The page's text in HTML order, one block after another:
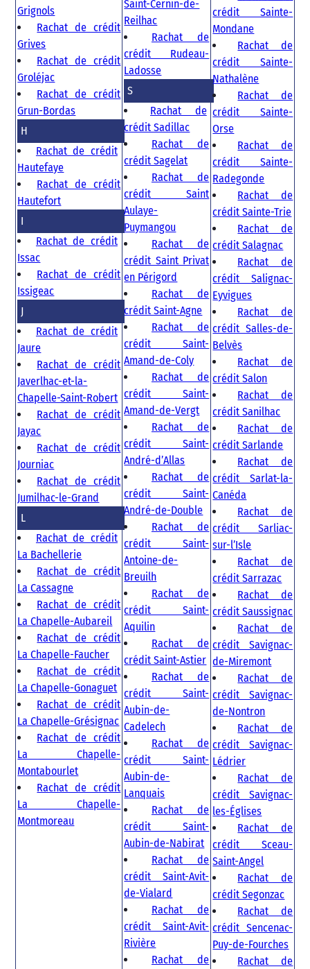
Grignols
Rachat de crédit
Grives
Rachat de crédit
Groléjac
Rachat de crédit
Grun-Bordas
H
Rachat de crédit
Hautefaye
Rachat de crédit
Hautefort
I
Rachat de crédit
Issac
Rachat de crédit
Issigeac
J
Rachat de crédit
Jaure
Rachat de crédit
Javerlhac-et-la-
Chapelle-Saint-Robert
Rachat de crédit
Jayac
Rachat de crédit
Journiac
Rachat de crédit
Jumilhac-le-Grand
L
Rachat de crédit
La Bachellerie
Rachat de crédit
La Cassagne
Rachat de crédit
La Chapelle-Aubareil
Rachat de crédit
La Chapelle-Faucher
Rachat de crédit
La Chapelle-Gonaguet
Rachat de crédit
La Chapelle-Grésignac
Rachat de crédit
La Chapelle-
Montabourlet
Rachat de crédit
La Chapelle-
Montmoreau
Saint-Cernin-de-
Reilhac
Rachat de
crédit Rudeau-
Ladosse
S
Rachat de
crédit Sadillac
Rachat de
crédit Sagelat
Rachat de
crédit Saint
Aulaye-
Puymangou
Rachat de
crédit Saint Privat
en Périgord
Rachat de
crédit Saint-Agne
Rachat de
crédit Saint-
Amand-de-Coly
Rachat de
crédit Saint-
Amand-de-Vergt
Rachat de
crédit Saint-
André-d’Allas
Rachat de
crédit Saint-
André-de-Double
Rachat de
crédit Saint-
Antoine-de-
Breuilh
Rachat de
crédit Saint-
Aquilin
Rachat de
crédit Saint-Astier
Rachat de
crédit Saint-
Aubin-de-
Cadelech
Rachat de
crédit Saint-
Aubin-de-
Lanquais
Rachat de
crédit Saint-
Aubin-de-Nabirat
Rachat de
crédit Saint-Avit-
de-Vialard
Rachat de
crédit Saint-Avit-
Rivière
Rachat de
crédit Sainte-
Mondane
Rachat de
crédit Sainte-
Nathalène
Rachat de
crédit Sainte-
Orse
Rachat de
crédit Sainte-
Radegonde
Rachat de
crédit Sainte-Trie
Rachat de
crédit Salagnac
Rachat de
crédit Salignac-
Eyvigues
Rachat de
crédit Salles-de-
Belvès
Rachat de
crédit Salon
Rachat de
crédit Sanilhac
Rachat de
crédit Sarlande
Rachat de
crédit Sarlat-la-
Canéda
Rachat de
crédit Sarliac-
sur-l’Isle
Rachat de
crédit Sarrazac
Rachat de
crédit Saussignac
Rachat de
crédit Savignac-
de-Miremont
Rachat de
crédit Savignac-
de-Nontron
Rachat de
crédit Savignac-
Lédrier
Rachat de
crédit Savignac-
les-Églises
Rachat de
crédit Sceau-
Saint-Angel
Rachat de
crédit Segonzac
Rachat de
crédit Sencenac-
Puy-de-Fourches
Rachat de